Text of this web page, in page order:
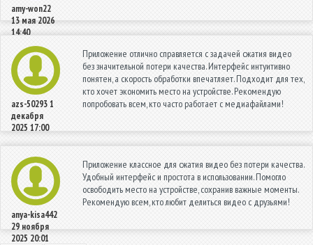
amy-won22
13 мая 2026
14:40
azs-502931
декабря
2025 17:00
Приложение отлично справляется с задачей сжатия видео
без значительной потери качества. Интерфейс интуитивно
понятен, а скорость обработки впечатляет. Подходит для тех,
кто хочет экономить место на устройстве. Рекомендую
попробовать всем, кто часто работает с медиафайлами!
anya-kisa442
29 ноября
2025 20:01
Приложение классное для сжатия видео без потери качества.
Удобный интерфейс и простота в использовании. Помогло
освободить место на устройстве, сохранив важные моменты.
Рекомендую всем, кто любит делиться видео с друзьями!